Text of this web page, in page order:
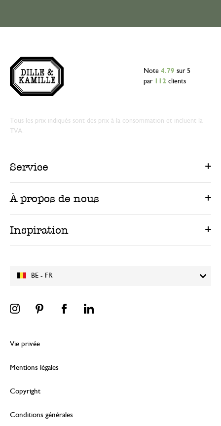
BE - FR
Note 4.79 sur 5
par
112 clients
Tous les prix indiqués sont des prix à la consommation et incluent la
TVA.
Service
À propos de nous
Inspiration
Vie privée
Mentions légales
Copyright
Conditions générales